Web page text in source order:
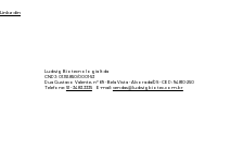
Ludwig Biotecnologia ltda
CNPJ: 01.151.850/0001-53
Rua Gustavo Valente, nº 69 - Bela Vista - Alvorada/RS - CEP: 94810-250
Telefone: 51 - 3483.3335E-mail: vendas@ludwigbiotec.com.br
Linkedin